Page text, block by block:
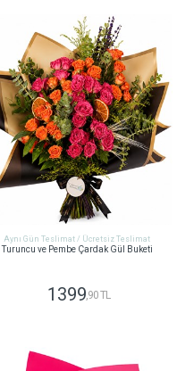
Aynı Gün Teslimat / Ücretsiz Teslimat
Turuncu ve Pembe Çardak Gül Buketi
1399 ,90 TL